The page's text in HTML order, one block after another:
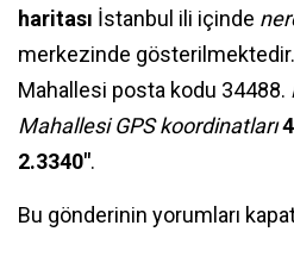
haritası İstanbul ili içinde
merkezinde gösterilmektedir.
Mahallesi posta kodu 34488.
Mahallesi GPS koordinatları
2.3340″.
Bu gönderinin yorumları